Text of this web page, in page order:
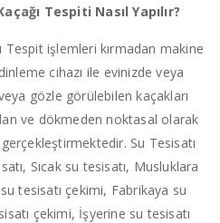
Tespiti Nasıl Yapılır?
Tespit işlemleri kırmadan makine
cihazı ile evinizde veya
gözle görülebilen kaçakları
ve dökmeden noktasal olarak
Su Tesisatı
Sıcak su tesisatı, Musluklara
tesisatı çekimi, Fabrikaya su
çekimi, İşyerine su tesisatı